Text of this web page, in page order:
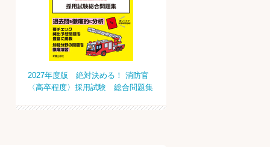
2027年度版 絶対決める！ 消防官
〈高卒程度〉採用試験 総合問題集